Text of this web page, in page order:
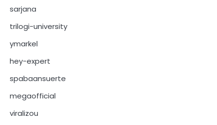
sarjana
trilogi-university
ymarkel
hey-expert
spabaansuerte
megaofficial
viralizou